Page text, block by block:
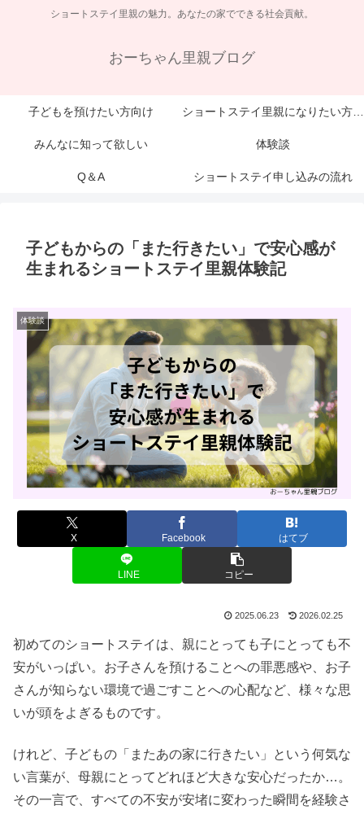
ショートステイ里親の魅力。あなたの家でできる社会貢献。
おーちゃん里親ブログ
子どもを預けたい方向け ショートステイ里親になりたい方向け
みんなに知って欲しい 体験談
Q＆A ショートステイ申し込みの流れ
子どもからの「また行きたい」で安心感が
生まれるショートステイ里親体験記
体験談
X Facebook はてブ
LINE コピー
2025.06.23 2026.02.25
初めてのショートステイは、親にとっても子にとっても不
安がいっぱい。お子さんを預けることへの罪悪感や、お子
さんが知らない環境で過ごすことへの心配など、様々な思
いが頭をよぎるものです。
けれど、子どもの「またあの家に行きたい」という何気な
い言葉が、母親にとってどれほど大きな安心だったか…。
その一言で、すべての不安が安堵に変わった瞬間を経験さ